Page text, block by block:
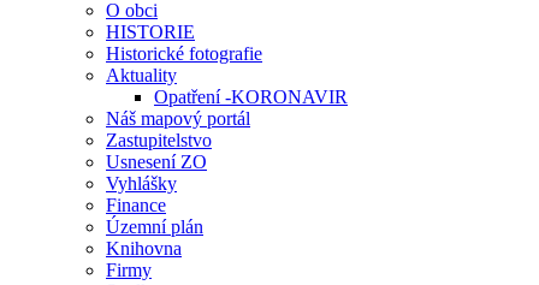
O obci
HISTORIE
Historické fotografie
Aktuality
Opatření -KORONAVIR
Náš mapový portál
Zastupitelstvo
Usnesení ZO
Vyhlášky
Finance
Územní plán
Knihovna
Firmy